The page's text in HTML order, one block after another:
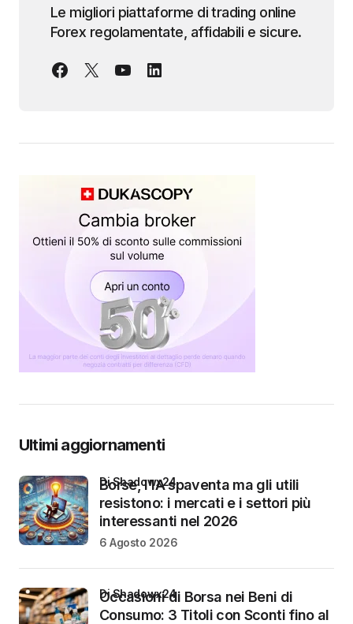
Le migliori piattaforme di trading online
Forex regolamentate, affidabili e sicure.
Ultimi aggiornamenti
Borse, l’IA spaventa ma gli utili
resistono: i mercati e i settori più
interessanti nel 2026
di Shadowx24
6 Agosto 2026
Occasioni di Borsa nei Beni di
Consumo: 3 Titoli con Sconti fino al
di Shadowx24